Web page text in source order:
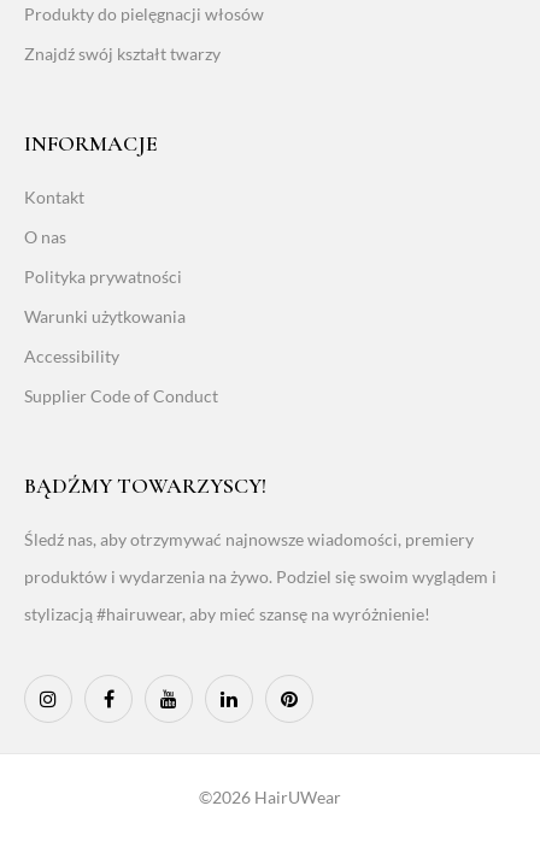
Produkty do pielęgnacji włosów
Znajdź swój kształt twarzy
INFORMACJE
Kontakt
O nas
Polityka prywatności
Warunki użytkowania
Accessibility
Supplier Code of Conduct
BĄDŹMY TOWARZYSCY!
Śledź nas, aby otrzymywać najnowsze wiadomości, premiery
produktów i wydarzenia na żywo. Podziel się swoim wyglądem i
stylizacją #hairuwear, aby mieć szansę na wyróżnienie!
©2026 HairUWear